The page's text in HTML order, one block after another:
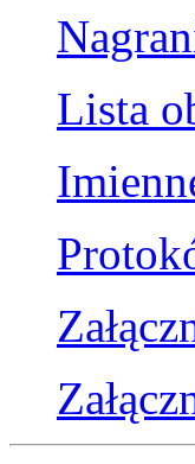
Lista